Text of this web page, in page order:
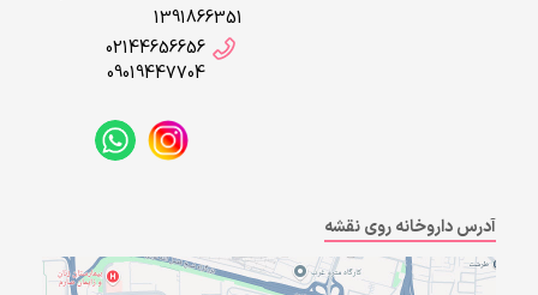
1391866351
02144656656
09019447704
آدرس داروخانه روی نقشه